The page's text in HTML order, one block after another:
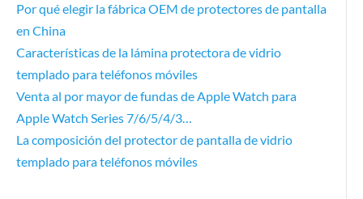
Por qué elegir la fábrica OEM de protectores de pantalla
en China
Características de la lámina protectora de vidrio
templado para teléfonos móviles
Venta al por mayor de fundas de Apple Watch para
Apple Watch Series 7/6/5/4/3…
La composición del protector de pantalla de vidrio
templado para teléfonos móviles